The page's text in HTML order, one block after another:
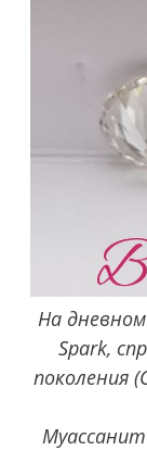
На
Spark,
поколения